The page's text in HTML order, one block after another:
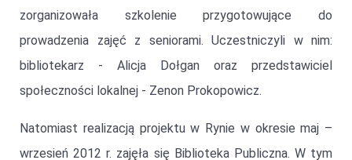
zorganizowała szkolenie przygotowujące do
prowadzenia zajęć z seniorami. Uczestniczyli w nim:
bibliotekarz - Alicja Dołgan oraz przedstawiciel
społeczności lokalnej - Zenon Prokopowicz.
Natomiast realizacją projektu w Rynie w okresie maj –
wrzesień 2012 r. zajęła się Biblioteka Publiczna. W tym